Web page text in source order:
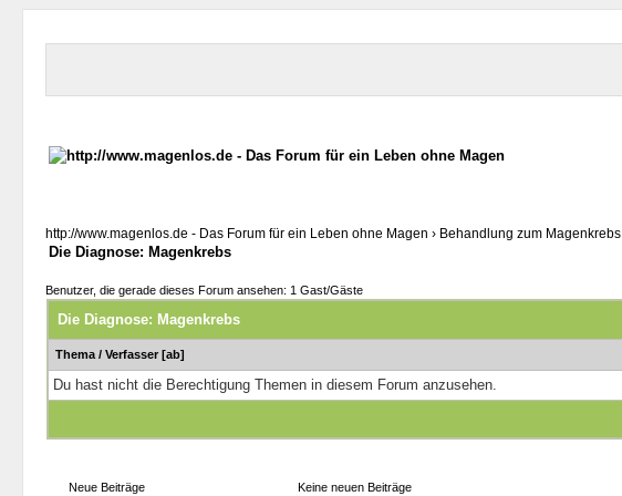
http://www.magenlos.de - Das Forum für ein Leben ohne Magen › Behandlung zum Magenkrebs
Die Diagnose: Magenkrebs
Benutzer, die gerade dieses Forum ansehen: 1 Gast/Gäste
Die Diagnose: Magenkrebs
Thema/ Verfasser [ab]
Du hast nicht die Berechtigung Themen in diesem Forum anzusehen.
Neue Beiträge
Keine neuen Beiträge